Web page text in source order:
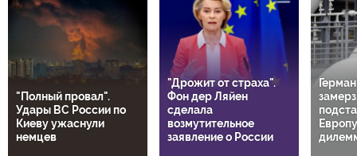
"Полный провал".
Удары ВС России по
Киеву ужаснули
немцев
"Дрожит от страха".
Фон дер Ляйен
сделала
возмутительное
заявление о России